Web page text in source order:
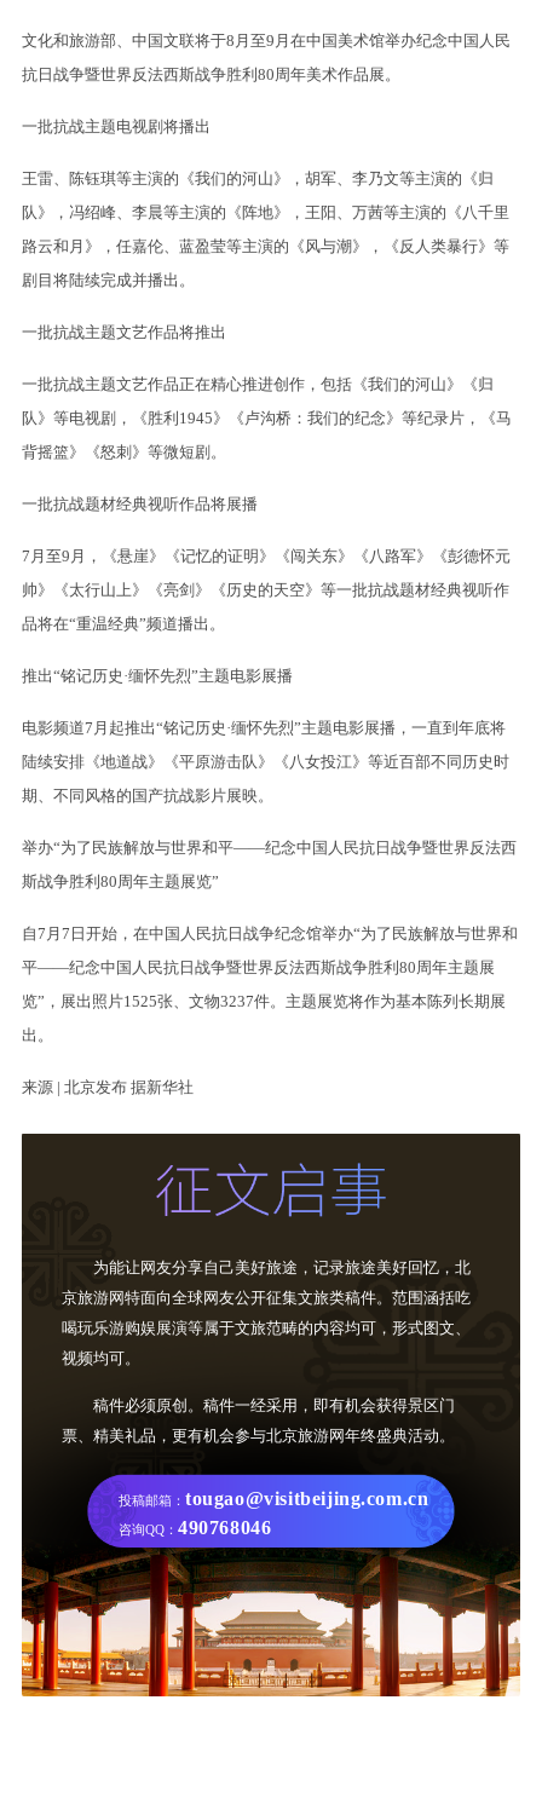
文化和旅游部、中国文联将于8月至9月在中国美术馆举办纪念中国人民
抗日战争暨世界反法西斯战争胜利80周年美术作品展。
一批抗战主题电视剧将播出
王雷、陈钰琪等主演的《我们的河山》，胡军、李乃文等主演的《归
队》，冯绍峰、李晨等主演的《阵地》，王阳、万茜等主演的《八千里
路云和月》，任嘉伦、蓝盈莹等主演的《风与潮》，《反人类暴行》等
剧目将陆续完成并播出。
一批抗战主题文艺作品将推出
一批抗战主题文艺作品正在精心推进创作，包括《我们的河山》《归
队》等电视剧，《胜利1945》《卢沟桥：我们的纪念》等纪录片，《马
背摇篮》《怒刺》等微短剧。
一批抗战题材经典视听作品将展播
7月至9月，《悬崖》《记忆的证明》《闯关东》《八路军》《彭德怀元
帅》《太行山上》《亮剑》《历史的天空》等一批抗战题材经典视听作
品将在“重温经典”频道播出。
推出“铭记历史·缅怀先烈”主题电影展播
电影频道7月起推出“铭记历史·缅怀先烈”主题电影展播，一直到年底将
陆续安排《地道战》《平原游击队》《八女投江》等近百部不同历史时
期、不同风格的国产抗战影片展映。
举办“为了民族解放与世界和平——纪念中国人民抗日战争暨世界反法西
斯战争胜利80周年主题展览”
自7月7日开始，在中国人民抗日战争纪念馆举办“为了民族解放与世界和
平——纪念中国人民抗日战争暨世界反法西斯战争胜利80周年主题展
览”，展出照片1525张、文物3237件。主题展览将作为基本陈列长期展
出。
来源 | 北京发布 据新华社
为能让网友分享自己美好旅途，记录旅途美好回忆，北
京旅游网特面向全球网友公开征集文旅类稿件。范围涵括吃
喝玩乐游购娱展演等属于文旅范畴的内容均可，形式图文、
视频均可。
稿件必须原创。稿件一经采用，即有机会获得景区门
票、精美礼品，更有机会参与北京旅游网年终盛典活动。
投稿邮箱： tougao@visitbeijing.com.cn
咨询QQ： 490768046